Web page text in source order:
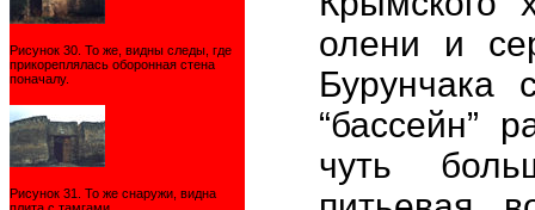
Рисунок 30. То же, видны следы, где
прикореплялась оборонная стена
поначалу.
Рисунок 31. То же снаружи, видна
олени и
Бурунчака
“бассейн”
чуть